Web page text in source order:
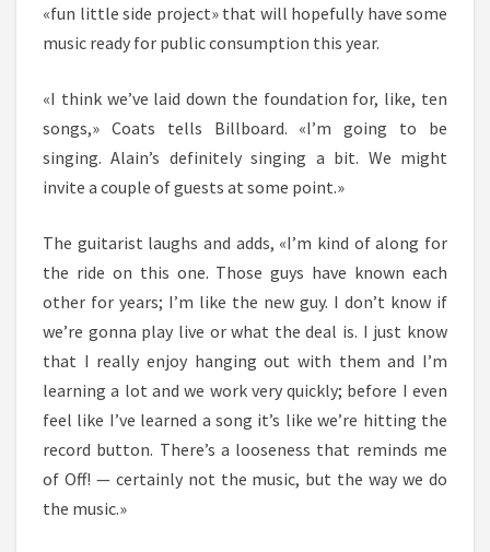
«fun little side project» that will hopefully have some
music ready for public consumption this year.
«I think we’ve laid down the foundation for, like, ten
songs,» Coats tells Billboard. «I’m going to be
singing. Alain’s definitely singing a bit. We might
invite a couple of guests at some point.»
The guitarist laughs and adds, «I’m kind of along for
the ride on this one. Those guys have known each
other for years; I’m like the new guy. I don’t know if
we’re gonna play live or what the deal is. I just know
that I really enjoy hanging out with them and I’m
learning a lot and we work very quickly; before I even
feel like I’ve learned a song it’s like we’re hitting the
record button. There’s a looseness that reminds me
of Off! — certainly not the music, but the way we do
the music.»